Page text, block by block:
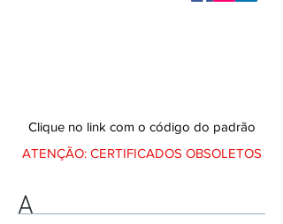
Clique no link com o código do padrão
ATENÇÃO: CERTIFICADOS OBSOLETOS
A